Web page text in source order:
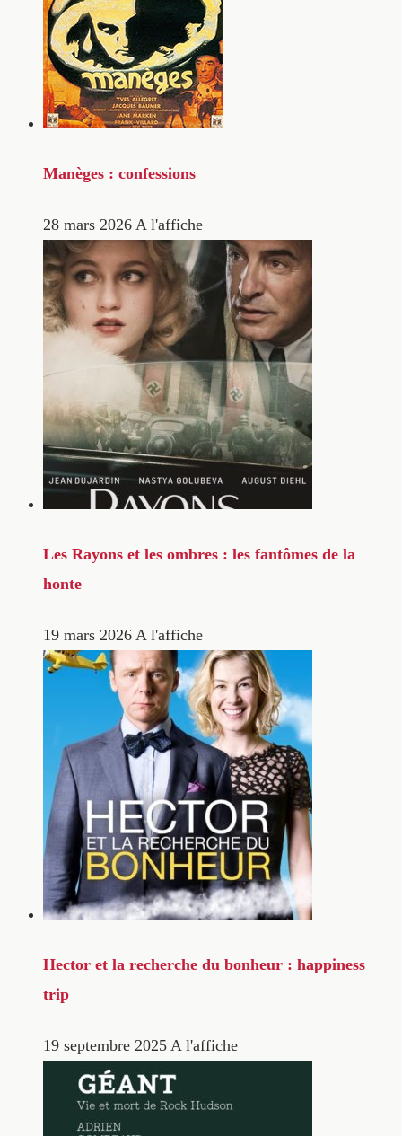
Manèges : confessions
28 mars 2026 A l'affiche
Les Rayons et les ombres : les fantômes de la
honte
19 mars 2026 A l'affiche
Hector et la recherche du bonheur : happiness
trip
19 septembre 2025 A l'affiche